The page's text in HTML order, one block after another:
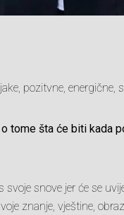
pozitvne, energične,
tome šta će biti kada
snove jer će se
znanje, vještine,